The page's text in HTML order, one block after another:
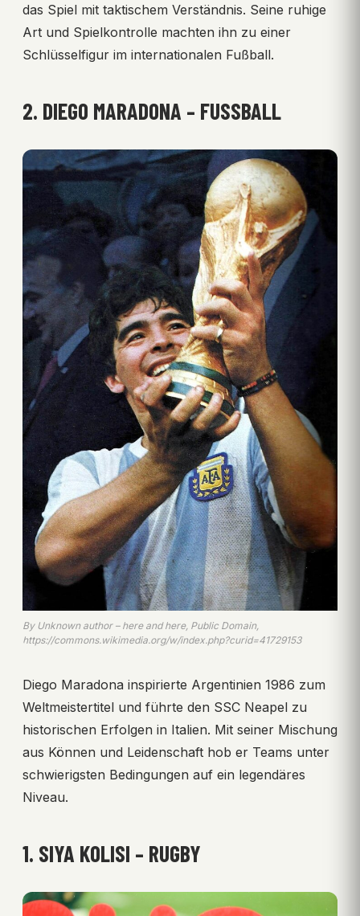
das Spiel mit taktischem Verständnis. Seine ruhige
Art und Spielkontrolle machten ihn zu einer
Schlüsselfigur im internationalen Fußball.
2. DIEGO MARADONA – FUSSBALL
By Unknown author – here and here, Public Domain,
https://commons.wikimedia.org/w/index.php?curid=41729153
Diego Maradona inspirierte Argentinien 1986 zum
Weltmeistertitel und führte den SSC Neapel zu
historischen Erfolgen in Italien. Mit seiner Mischung
aus Können und Leidenschaft hob er Teams unter
schwierigsten Bedingungen auf ein legendäres
Niveau.
1. SIYA KOLISI – RUGBY